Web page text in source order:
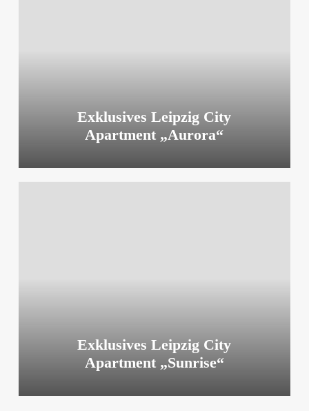
Exklusives Leipzig City
Apartment „Aurora“
Exklusives Leipzig City
Apartment „Sunrise“